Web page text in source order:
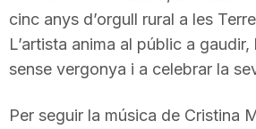
cinc anys d’orgull rural a les
L’artista anima al públic a
sense vergonya i a celebrar la
Per seguir la música de Cristina